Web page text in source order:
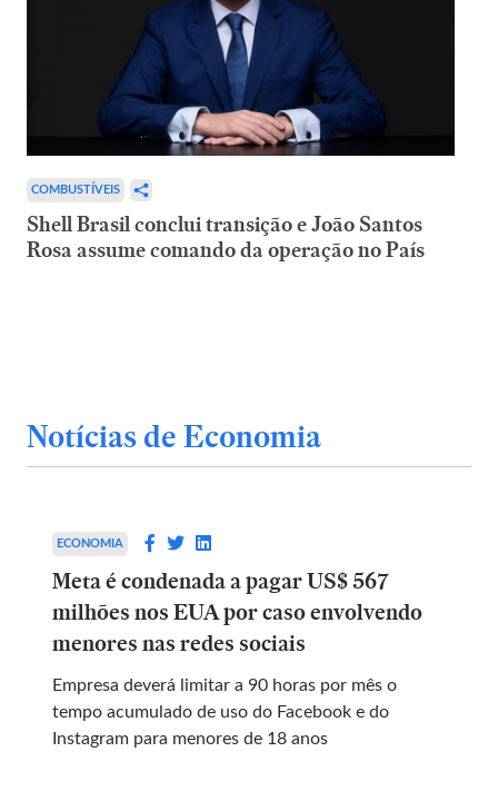
COMBUSTÍVEIS
Shell Brasil conclui transição e João Santos
Rosa assume comando da operação no País
Notícias de Economia
ECONOMIA
Meta é condenada a pagar US$ 567
milhões nos EUA por caso envolvendo
menores nas redes sociais
Empresa deverá limitar a 90 horas por mês o
tempo acumulado de uso do Facebook e do
Instagram para menores de 18 anos